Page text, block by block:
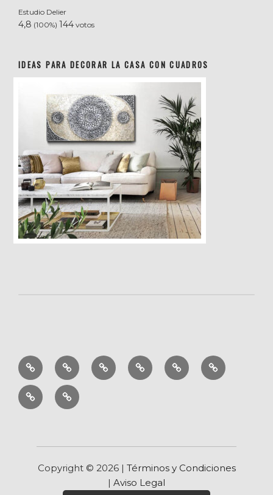
Estudio Delier
4,8 (100%) 144 votos
IDEAS PARA DECORAR LA CASA CON CUADROS
Cuadros
por
estilos
Aromaterapia
zen
DecoraciónMueblesRegalo
original
Ofertas
Blog Inicio
Copyright © 2026 | Términos y Condiciones
| Aviso Legal